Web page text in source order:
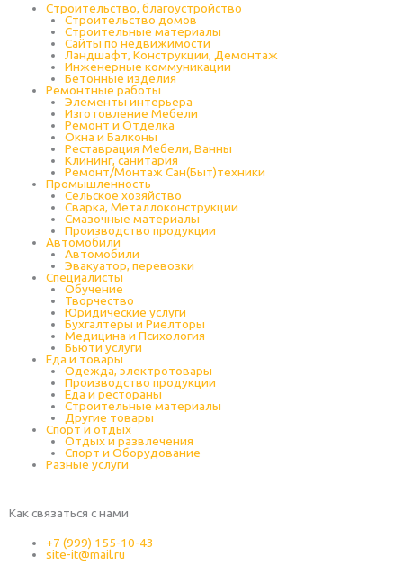
Строительство, благоустройство
Строительство домов
Строительные материалы
Сайты по недвижимости
Ландшафт, Конструкции, Демонтаж
Инженерные коммуникации
Бетонные изделия
Ремонтные работы
Элементы интерьера
Изготовление Мебели
Ремонт и Отделка
Окна и Балконы
Реставрация Мебели, Ванны
Клининг, санитария
Ремонт/Монтаж Сан(Быт)техники
Промышленность
Cельское хозяйство
Сварка, Металлоконструкции
Cмазочные материалы
Производство продукции
Автомобили
Автомобили
Эвакуатор, перевозки
Специалисты
Обучение
Творчество
Юридические услуги
Бухгалтеры и Риелторы
Медицина и Психология
Бьюти услуги
Еда и товары
Одежда, электротовары
Производство продукции
Еда и рестораны
Строительные материалы
Другие товары
Спорт и отдых
Отдых и развлечения
Спорт и Оборудование
Разные услуги
Как связаться с нами
+7 (999) 155-10-43
site-it@mail.ru